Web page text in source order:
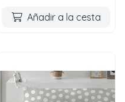
Añadir a la cesta